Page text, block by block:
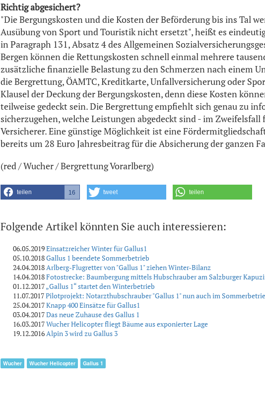
Richtig abgesichert?
"Die Bergungskosten und die Kosten der Beförderung bis ins Tal
Ausübung von Sport und Touristik nicht ersetzt", heißt es
in Paragraph 131, Absatz 4 des Allgemeinen
Bergen können die Rettungskosten schnell einmal mehrere
zusätzliche finanzielle Belastung zu den Schmerzen nach einem
die Bergrettung, ÖAMTC, Kreditkarte, Unfallversicherung oder
Klausel der Deckung der Bergungskosten, denn diese Kosten
teilweise gedeckt sein. Die Bergrettung empfiehlt sich genau zu
sicherzugehen, welche Leistungen abgedeckt sind - im Zweifelsfall
Versicherer. Eine günstige Möglichkeit ist eine
bereits um 28 Euro Jahresbeitrag für die Absicherung der ganzen
(red / Wucher / Bergrettung Vorarlberg)
teilen 16 tweet teilen
Folgende Artikel könnten Sie auch interessieren:
06.05.2019Einsatzreicher Winter für Gallus1
05.10.2018Gallus 1 beendete Sommerbetrieb
24.04.2018 Arlberg-Flugretter von "Gallus 1" ziehen Winter-Bilanz
14.04.2018Fotostrecke: Baumbergung mittels Hubschrauber am Salzburger
01.12.2017„Gallus 1“ startet den Winterbetrieb
11.07.2017Pilotprojekt: Notarzthubschrauber "Gallus 1" nun auch im
25.04.2017Knapp 400 Einsätze für Gallus1
03.04.2017Das neue Zuhause des Gallus 1
16.03.2017Wucher Helicopter fliegt Bäume aus exponierter Lage
19.12.2016 Alpin 3 wird zu Gallus 3
Wucher Wucher Helicopter Gallus 1